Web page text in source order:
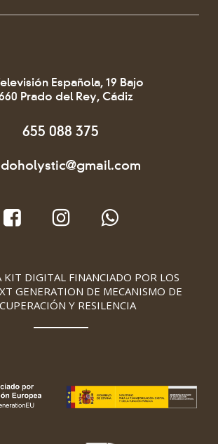
Española, 19 Bajo
Prado del Rey, Cádiz
655 088 375
KIT DIGITAL FINANCIADO POR LOS
GENERATION DE MECANISMO DE
Y RESILENCIA